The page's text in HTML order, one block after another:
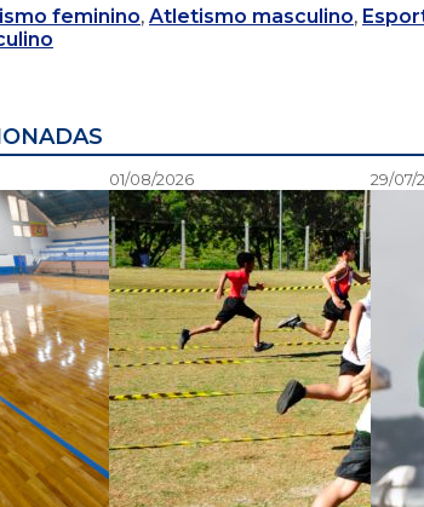
feminino, Atletismo masculino,
01/08/2026 29/07/